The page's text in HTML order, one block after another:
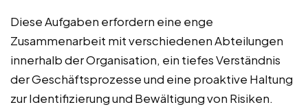
Diese Aufgaben erfordern eine enge
Zusammenarbeit mit verschiedenen Abteilungen
innerhalb der Organisation, ein tiefes Verständnis
der Geschäftsprozesse und eine proaktive Haltung
zur Identifizierung und Bewältigung von Risiken.